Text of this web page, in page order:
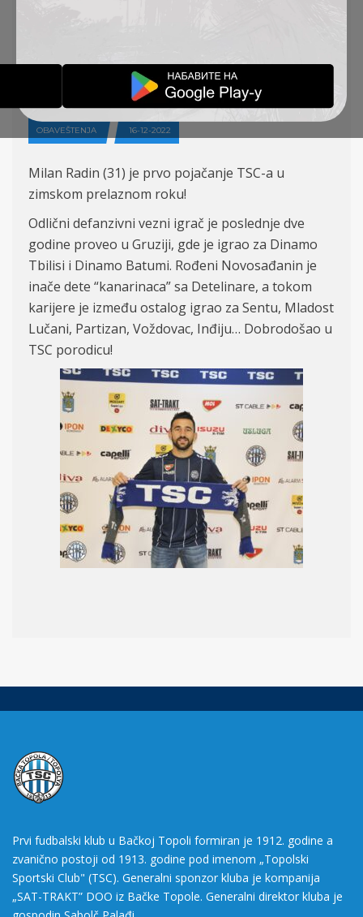
ROKU
OBAVEŠTENJA 16-12-2022
Milan Radin (31) je prvo pojačanje TSC-a u
zimskom prelaznom roku!
Odlični defanzivni vezni igrač je poslednje dve
godine proveo u Gruziji, gde je igrao za Dinamo
Tbilisi i Dinamo Batumi. Rođeni Novosađanin je
inače dete “kanarinaca” sa Detelinare, a tokom
karijere je između ostalog igrao za Sentu, Mladost
Lučani, Partizan, Voždovac, Inđiju… Dobrodošao u
TSC porodicu!
Prvi fudbalski klub u Bačkoj Topoli formiran je 1912. godine a
zvanično postoji od 1913. godine pod imenom „Topolski
Sportski Club" (TSC). Generalni sponzor kluba je kompanija
„SAT-TRAKT” DOO iz Bačke Topole. Generalni direktor kluba je